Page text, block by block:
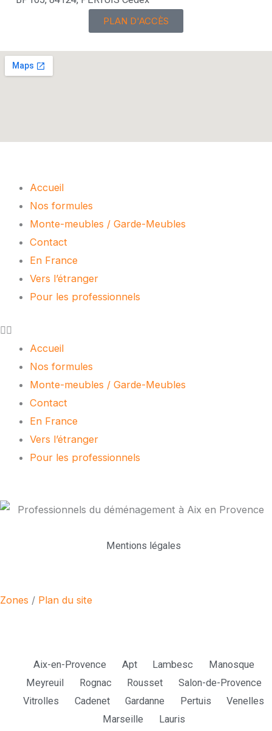
PLAN D'ACCÈS
Accueil
Nos formules
Monte-meubles / Garde-Meubles
Contact
En France
Vers l’étranger
Pour les professionnels
Accueil
Nos formules
Monte-meubles / Garde-Meubles
Contact
En France
Vers l’étranger
Pour les professionnels
Mentions légales
a
b
n
t
a
Zones / Plan du site
Aix-en-Provence
Apt Lambesc
Manosque
Meyreuil
Rognac Rousset
Salon-de-Provence
Vitrolles
Cadenet Gardanne Pertuis
Venelles
Marseille
Lauris